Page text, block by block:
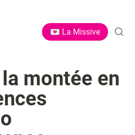
💌 La Missive
montée en